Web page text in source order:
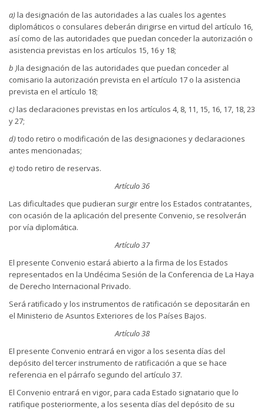
a)la designación de las autoridades a las cuales los agentes
diplomáticos o consulares deberán dirigirse en virtud del artículo 16,
así como de las autoridades que puedan conceder la autorización o
asistencia previstas en los artículos 15, 16 y 18;
b )la designación de las autoridades que puedan conceder al
comisario la autorización prevista en el artículo 17 o la asistencia
prevista en el artículo 18;
c)las declaraciones previstas en los artículos 4, 8, 11, 15, 16, 17, 18, 23
y 27;
d)todo retiro o modificación de las designaciones y declaraciones
antes mencionadas;
e)todo retiro de reservas.
Artículo 36
Las dificultades que pudieran surgir entre los Estados contratantes,
con ocasión de la aplicación del presente Convenio, se resolverán
por vía diplomática.
Artículo 37
El presente Convenio estará abierto a la firma de los Estados
representados en la Undécima Sesión de la Conferencia de La Haya
de Derecho Internacional Privado.
Será ratificado y los instrumentos de ratificación se depositarán en
el Ministerio de Asuntos Exteriores de los Países Bajos.
Artículo 38
El presente Convenio entrará en vigor a los sesenta días del
depósito del tercer instrumento de ratificación a que se hace
referencia en el párrafo segundo del artículo 37.
El Convenio entrará en vigor, para cada Estado signatario que lo
ratifique posteriormente, a los sesenta días del depósito de su